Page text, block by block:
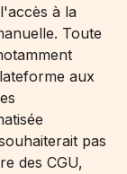
à la
Toute
aux
pas
des CGU,